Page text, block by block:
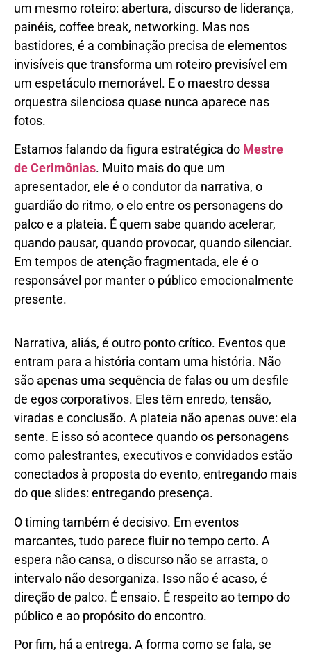
um mesmo roteiro: abertura, discurso de liderança,
painéis, coffee break, networking. Mas nos
bastidores, é a combinação precisa de elementos
invisíveis que transforma um roteiro previsível em
um espetáculo memorável. E o maestro dessa
orquestra silenciosa quase nunca aparece nas
fotos.
Estamos falando da figura estratégica do Mestre
de Cerimônias. Muito mais do que um
apresentador, ele é o condutor da narrativa, o
guardião do ritmo, o elo entre os personagens do
palco e a plateia. É quem sabe quando acelerar,
quando pausar, quando provocar, quando silenciar.
Em tempos de atenção fragmentada, ele é o
responsável por manter o público emocionalmente
presente.
Narrativa, aliás, é outro ponto crítico. Eventos que
entram para a história contam uma história. Não
são apenas uma sequência de falas ou um desfile
de egos corporativos. Eles têm enredo, tensão,
viradas e conclusão. A plateia não apenas ouve: ela
sente. E isso só acontece quando os personagens
como palestrantes, executivos e convidados estão
conectados à proposta do evento, entregando mais
do que slides: entregando presença.
O timing também é decisivo. Em eventos
marcantes, tudo parece fluir no tempo certo. A
espera não cansa, o discurso não se arrasta, o
intervalo não desorganiza. Isso não é acaso, é
direção de palco. É ensaio. É respeito ao tempo do
público e ao propósito do encontro.
Por fim, há a entrega. A forma como se fala, se